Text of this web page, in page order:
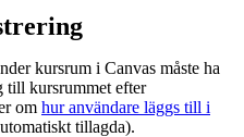
kursrum i Canvas måste ha
till kursrummet efter
om hur användare läggs till i
tillagda).